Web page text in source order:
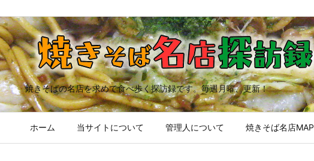
焼きそばの名店を求めて食べ歩く探訪録です。毎週月曜、更新！
ホーム 当サイトについて 管理人について 焼きそば名店MAP